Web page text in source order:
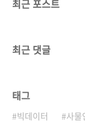
최근 포스트
최근 댓글
태그
빅데이터 사물